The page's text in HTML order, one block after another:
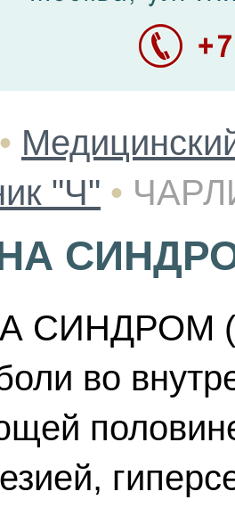
•
"Ч" •
СИНДРОМ
во